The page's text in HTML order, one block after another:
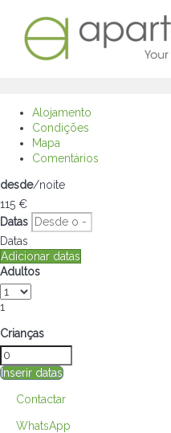
Alojamento
Condições
Mapa
Comentários
desde/noite
115 €
Datas
Datas
Adicionar datas
Adultos
1
Crianças
Inserir datas
Contactar
WhatsApp